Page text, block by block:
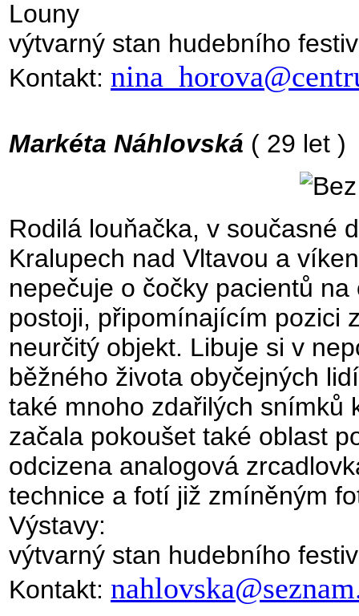
Louny
výtvarný stan hudebního
Kontakt:
Markéta Náhlovská ( 29 let )
Rodilá louňačka, v současné
Kralupech nad Vltavou a
nepečuje o čočky pacientů
postoji, připomínajícím pozici
neurčitý objekt. Libuje si v
běžného života obyčejných
také mnoho zdařilých snímků
začala pokoušet také oblast
odcizena analogová
technice a fotí již zmíněným
Výstavy:
výtvarný stan hudebního
Kontakt: